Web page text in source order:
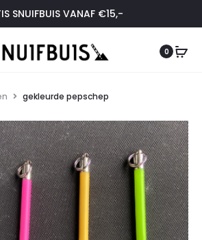
SNUIFBUIS VANAF €15,-
0
gekleurde pepschep